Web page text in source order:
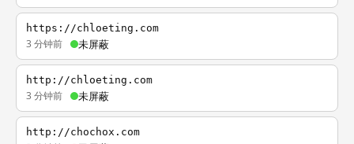
https://chloeting.com
3 分钟前 未屏蔽
http://chloeting.com
3 分钟前 未屏蔽
http://chochox.com